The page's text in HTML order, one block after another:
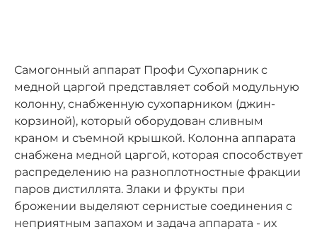
Самогонный аппарат Профи Сухопарник с
медной царгой представляет собой модульную
колонну, снабженную сухопарником (джин-
корзиной), который оборудован сливным
краном и съемной крышкой. Колонна аппарата
снабжена медной царгой, которая способствует
распределению на разноплотностные фракции
паров дистиллята. Злаки и фрукты при
брожении выделяют сернистые соединения с
неприятным запахом и задача аппарата - их